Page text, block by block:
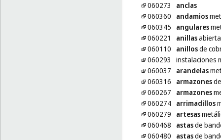
060273
anclas
060360
andamios
060345
angulares
060221
anillas
060110
anillosde
060293
instalaciones
060037
arandelas
060316
armazones
060267
armazones
060274 arrimadillos
060279
artesas
060468
astasde
060480
astasde